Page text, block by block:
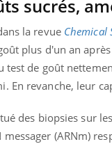
sucrés,
la revue Chemical
plus d'un an
test de goût
En revanche, leur
des biopsies sur
(ARNm)
Youtube
Quand
être global
"Les rendez-
qualité de vie
directeur ...